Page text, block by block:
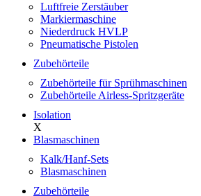
Luftfreie Zerstäuber
Markiermaschine
Niederdruck HVLP
Pneumatische Pistolen
Zubehörteile
Zubehörteile für Sprühmaschinen
Zubehörteile Airless-Spritzgeräte
Isolation
X
Blasmaschinen
Kalk/Hanf-Sets
Blasmaschinen
Zubehörteile